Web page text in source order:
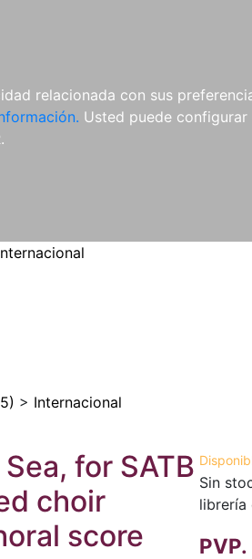
relacionada con sus
Usted puede
MATERIAL
COMPLEMENTARIO
> Internacional
for SATB
choir
score
Sin
librería
PVP.